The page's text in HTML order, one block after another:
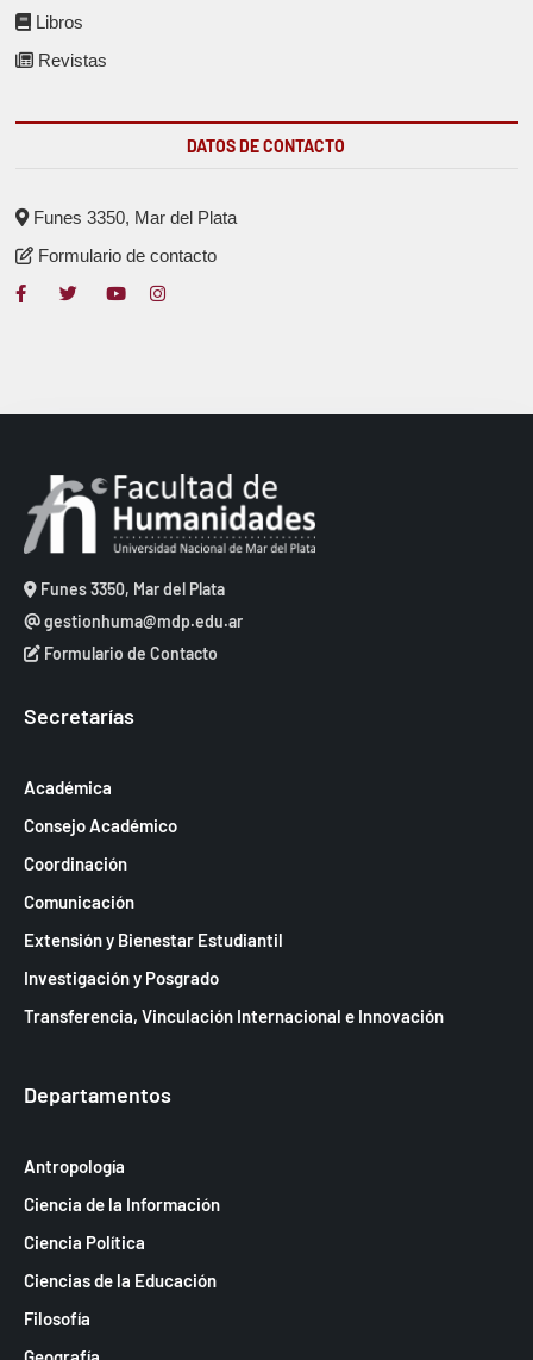
Libros
Revistas
DATOS DE CONTACTO
Funes 3350, Mar del Plata
Formulario de contacto
Funes 3350, Mar del Plata
gestionhuma@mdp.edu.ar
Formulario de Contacto
Secretarías
Académica
Consejo Académico
Coordinación
Comunicación
Extensión y Bienestar Estudiantil
Investigación y Posgrado
Transferencia, Vinculación Internacional e Innovación
Departamentos
Antropología
Ciencia de la Información
Ciencia Política
Ciencias de la Educación
Filosofía